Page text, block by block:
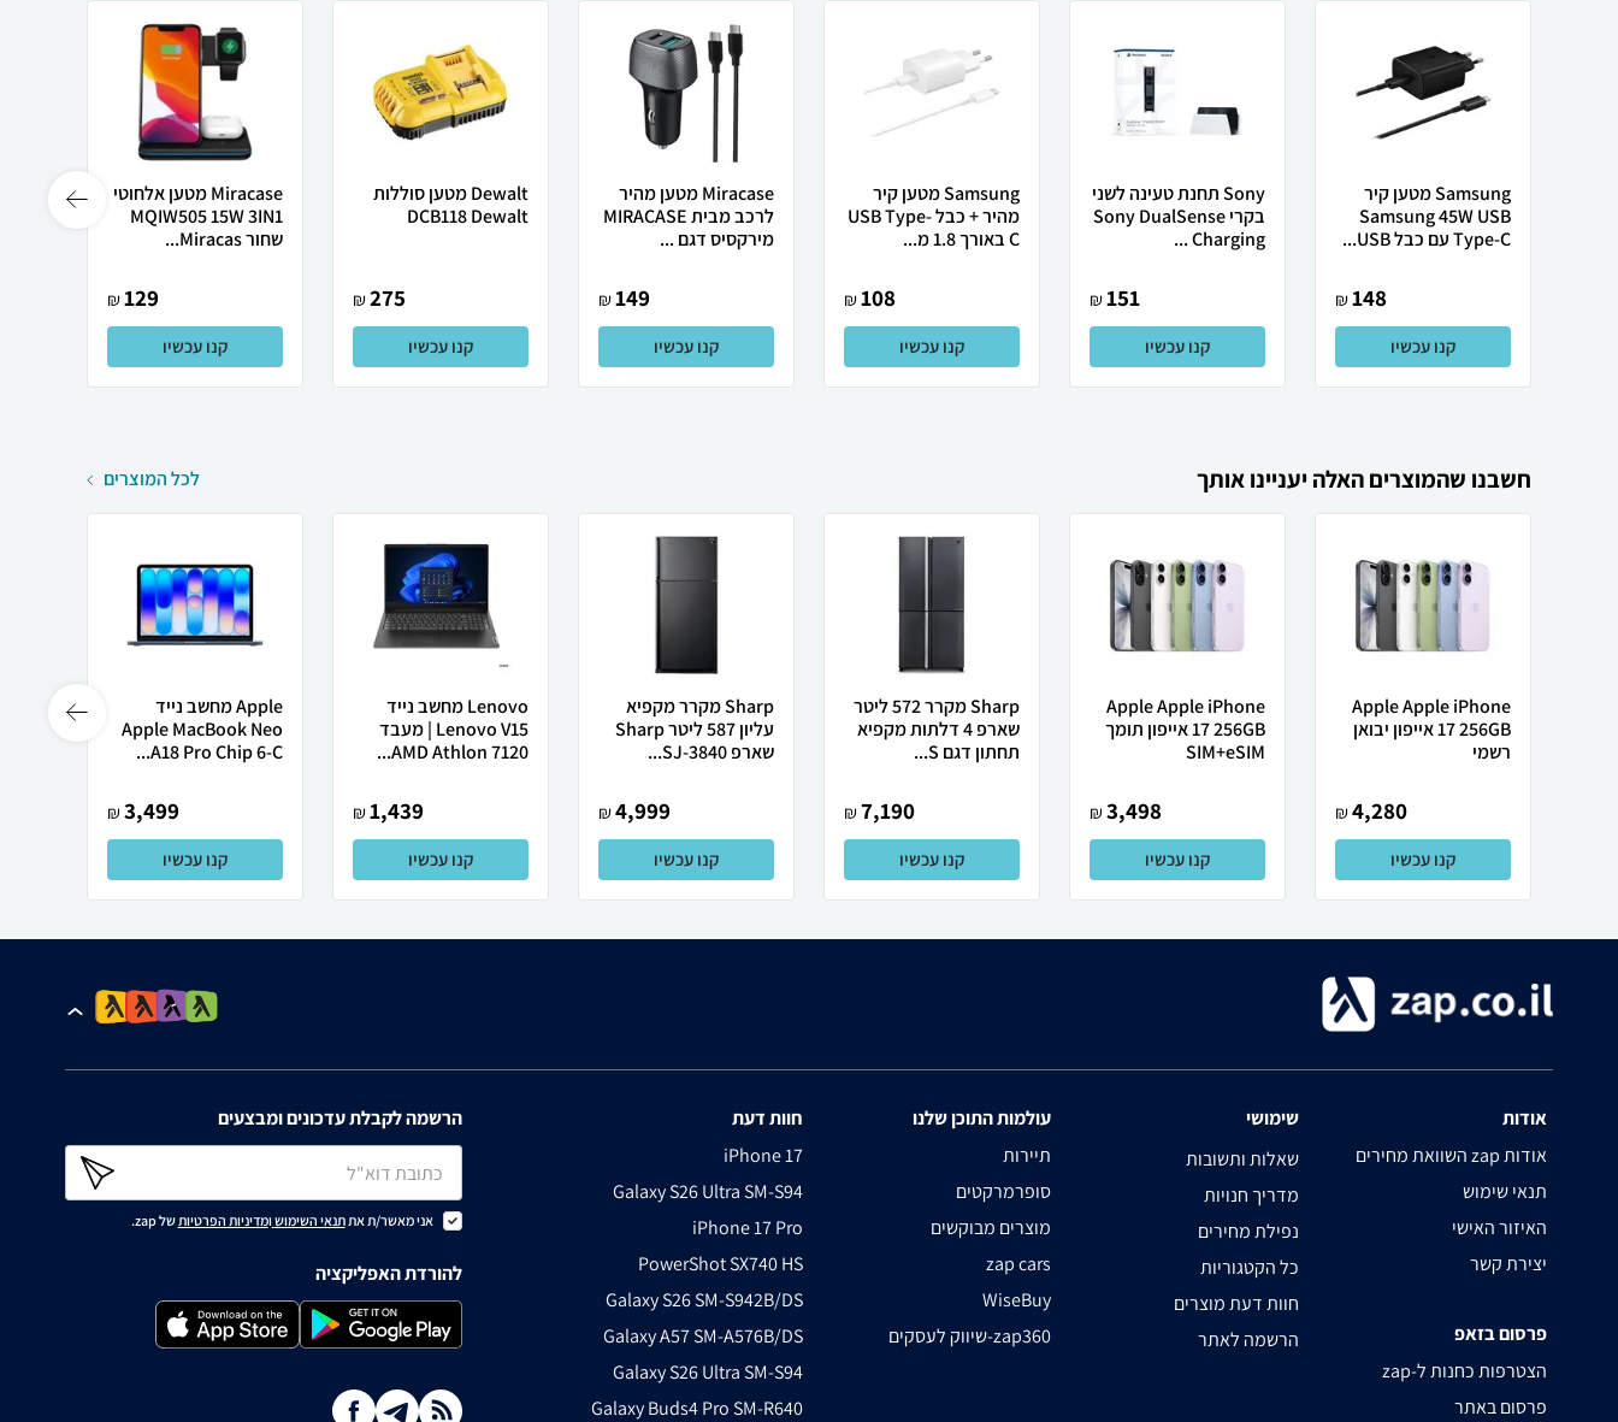
Samsung מטען קיר
Samsung 45W USB
Type-C עם כבל USB...
148
₪
קנו עכשיו
Sony תחנת טעינה לשני
בקרי Sony DualSense
Charging ...
151
₪
קנו עכשיו
Samsung מטען קיר
מהיר + כבל USB Type-
C באורך 1.8 מ...
108
₪
קנו עכשיו
Miracase מטען מהיר
לרכב מבית MIRACASE
מירקסיס דגם ...
149
₪
קנו עכשיו
Dewalt מטען סוללות
DCB118 Dewalt
275
₪
קנו עכשיו
Miracase מטען אלחוטי
MQIW505 15W 3IN1
שחור Miracas...
129
₪
קנו עכשיו
חשבנו שהמוצרים האלה יעניינו אותך לכל המוצרים
Apple Apple iPhone
17 256GB אייפון יבואן
רשמי
4,280
₪
קנו עכשיו
Apple Apple iPhone
17 256GB אייפון תומך
SIM+eSIM
3,498
₪
קנו עכשיו
Sharp מקרר 572 ליטר
שארפ 4 דלתות מקפיא
תחתון דגם S...
7,190
₪
קנו עכשיו
Sharp מקרר מקפיא
עליון 587 ליטר Sharp
שארפ SJ-3840...
4,999
₪
קנו עכשיו
Lenovo מחשב נייד
Lenovo V15 | מעבד
AMD Athlon 7120...
1,439
₪
קנו עכשיו
Apple מחשב נייד
Apple MacBook Neo
A18 Pro Chip 6-C...
3,499
₪
קנו עכשיו
אודות
השוואת מחירים zap אודות
תנאי שימוש
האיזור האישי
יצירת קשר
פרסום בזאפ
zap-הצטרפות כחנות ל
פרסום באתר
שימושי
שאלות ותשובות
מדריך חנויות
נפילת מחירים
כל הקטגוריות
חוות דעת מוצרים
הרשמה לאתר
עולמות התוכן שלנו
תיירות
סופרמרקטים
מוצרים מבוקשים
zap cars
WiseBuy
שיווק לעסקים-zap360
חוות דעת
iPhone 17
Galaxy S26 Ultra SM-S94
iPhone 17 Pro
PowerShot SX740 HS
Galaxy S26 SM-S942B/DS
Galaxy A57 SM-A576B/DS
Galaxy S26 Ultra SM-S94
Galaxy Buds4 Pro SM-R640
הרשמה לקבלת עדכונים ומבצעים
אני מאשר/ת אתתנאי השימושומדיניות הפרטיותשל zap.
להורדת האפליקציה